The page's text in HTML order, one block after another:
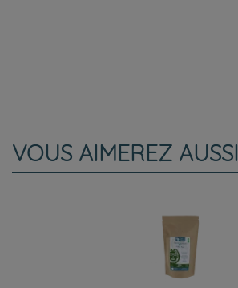
VOUS AIMEREZ AUSSI